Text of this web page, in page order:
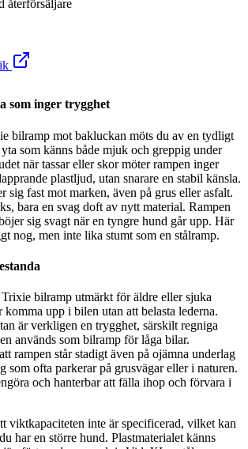
återförsäljare
som inger trygghet
bilramp mot bakluckan möts du av en tydligt
som känns både mjuk och greppig under
när tassar eller skor möter rampen inger
plastljud, utan snarare en stabil känsla.
sig fast mot marken, även på grus eller asfalt.
bara en svag doft av nytt material. Rampen
sig svagt när en tyngre hund går upp. Här
nog, men inte lika stumt som en stålramp.
bilramp utmärkt för äldre eller sjuka
komma upp i bilen utan att belasta lederna.
är verkligen en trygghet, särskilt regniga
används som bilramp för låga bilar.
rampen står stadigt även på ojämna underlag
som ofta parkerar på grusvägar eller i naturen.
och hanterbar att fälla ihop och förvara i
viktkapaciteten inte är specificerad, vilket kan
har en större hund. Plastmaterialet känns